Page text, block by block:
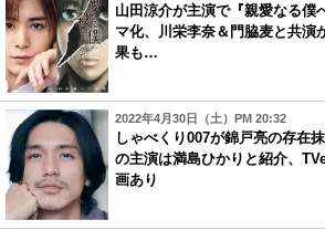
山田涼介が主演で『親愛なる僕
マ化、川栄李奈＆門脇麦と共演
果も…
2022年4月30日（土）PM 20:32
しゃべくり007が錦戸亮の存在
の主演は満島ひかりと紹介、
画あり